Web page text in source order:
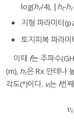
log(hr/4), | ht-hr
지형 파라미터
토지피복 파라
이때 f는 주파수
(m), hr은 Rx 안테나
각도(°)이다. vi는 i번
vi